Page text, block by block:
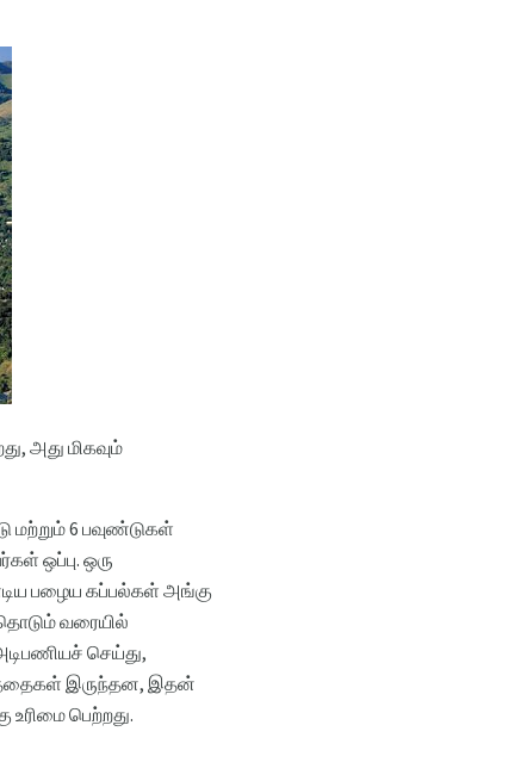
அது மிகவும்
மற்றும் 6 பவுண்டுகள்
ஒப்பு. ஒரு
பழைய கப்பல்கள் அங்கு
தொடும் வரையில்
செய்து,
இருந்தன, இதன்
உரிமை பெற்றது.